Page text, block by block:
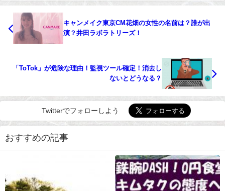
キャンメイク東京CM花畑の女性の名前は？誰が出
演？井田ラボラトリーズ！
「ToTok」が危険な理由！監視ツール確定！消去し
ないとどうなる？
Twitterでフォローしよう
おすすめの記事